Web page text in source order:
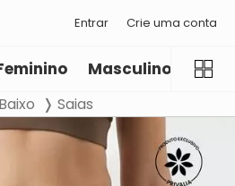
Entrar Crie uma conta
Masculino
Saias